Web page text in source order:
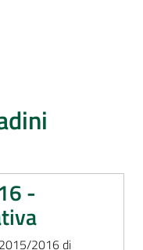
-
2016 di